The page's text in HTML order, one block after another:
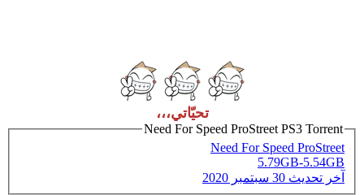
تحيّاتي،،،
Need For Speed ProStreet PS3 Torrent
Need For Speed ProStreet
5.79GB-5.54GB
آخر تحديث 30 سبتمبر 2020